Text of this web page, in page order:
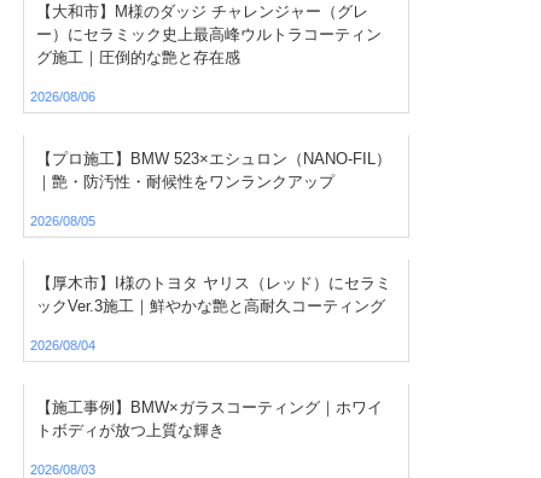
【大和市】M様のダッジ チャレンジャー（グレ
ー）にセラミック史上最高峰ウルトラコーティン
グ施工｜圧倒的な艶と存在感
2026/08/06
【プロ施工】BMW 523×エシュロン（NANO-FIL）
｜艶・防汚性・耐候性をワンランクアップ
2026/08/05
【厚木市】I様のトヨタ ヤリス（レッド）にセラミ
ックVer.3施工｜鮮やかな艶と高耐久コーティング
2026/08/04
【施工事例】BMW×ガラスコーティング｜ホワイ
トボディが放つ上質な輝き
2026/08/03